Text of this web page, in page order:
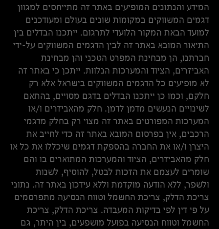
המידע והנתונים המופיעים באתר זה מתייחסים למגוון
דגמים המשווקים במקומות שונים בעולם ומעודכנים
למועד הבאת המקור הלועדי לתרגום. ייתכנו הבדלים בין
התיאור המובא באתר זה לבין הדגמים המשווקים על-ידי
חברתנו, הן מבחינת המפרט הטכני והן מבחינת
האביזרים, הציוד והמערכות הנלוות. ייתכן כי באתר זה
לא מופיעים כל הדגמים המשווקים בישראל אלא רק
חלקם, וכמו כן ייתכנו הבדלים בדגם מסויים, בהתאם
לשינויים הנעשים מדמן לדמן. חלק מהאביזרים ו/או
המערכות המפורטים באתר זה מצוי רק בחלק מדגמי
הרכבים, אין בפרסום המובא באתר זה כדי לחייב את
היצרן ו/או את החברה בהספקת דגמים שיכללו את כל או
חלק מהאביזרים, הציוד והמערכות המתוארים בו והם
שומרים לעצמם את הזכות לבטל, להוסיף, לשנות
ולשפר, ללא הודעה מוקדמת וללא עידכון באתר זה. נתוני
צריכת הדלק, צריכת החשמל וטווח הנסיעה מתפרסמים
על פי דין לפי בדיקות המעבדה. צריכת הדלק, צריכת
החשמל וטווח הנסיעה בפועל מושפעים, בין היתר, גם